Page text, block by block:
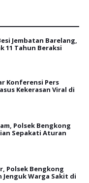
Jembatan Barelang,
11 Tahun Beraksi
Konferensi Pers
Kekerasan Viral di
Polsek Bengkong
Sepakati Aturan
Polsek Bengkong
Jenguk Warga Sakit di